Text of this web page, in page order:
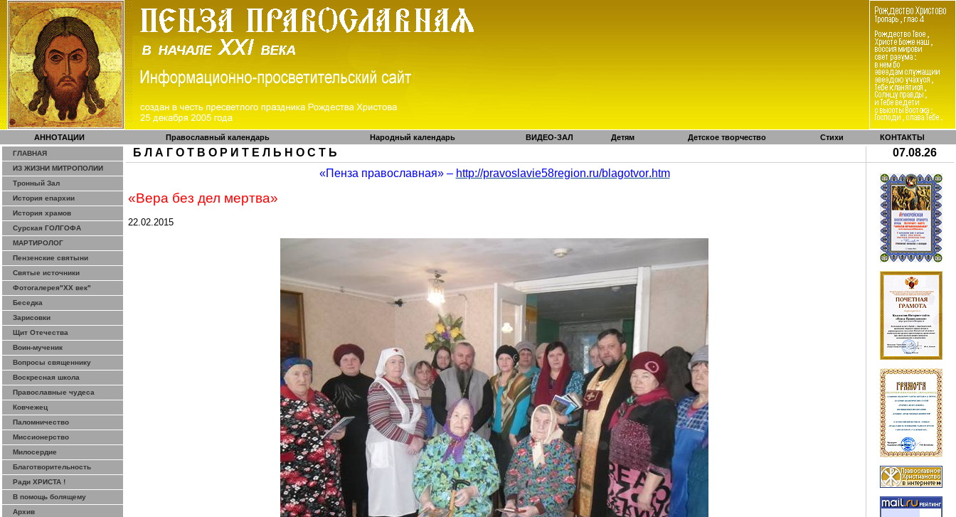
АННОТАЦИИ Православный календарь Народный календарь ВИДЕО-ЗАЛ Детям Детское творчество Стихи КОНТАКТЫ
ГЛАВНАЯ
ИЗ ЖИЗНИ МИТРОПОЛИИ
Тронный Зал
История епархии
История храмов
Сурская ГОЛГОФА
МАРТИРОЛОГ
Пензенские святыни
Святые источники
Фотогалерея"ХХ век"
Беседка
Зарисовки
Щит Отечества
Воин-мученик
Вопросы священнику
Воскресная школа
Православные чудеса
Ковчежец
Паломничество
Миссионерство
Милосердие
Благотворительность
Ради ХРИСТА !
В помощь болящему
Архив
Б Л А Г О Т В О Р И Т Е Л Ь Н О С Т Ь
07.08.26
«Пенза православная» – http://pravoslavie58region.ru/blagotvor.htm
«Вера без дел мертва»
22.02.2015